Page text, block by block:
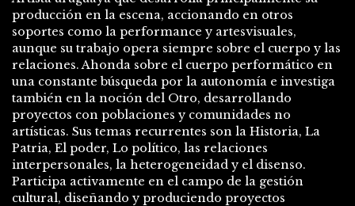
producción en la escena, accionando en otros
soportes como la performance y artesvisuales,
aunque su trabajo opera siempre sobre el cuerpo y las
relaciones. Ahonda sobre el cuerpo performático en
una constante búsqueda por la autonomía e investiga
también en la noción del Otro, desarrollando
proyectos con poblaciones y comunidades no
artísticas. Sus temas recurrentes son la Historia, La
Patria, El poder, Lo político, las relaciones
interpersonales, la heterogeneidad y el disenso.
Participa activamente en el campo de la gestión
cultural, diseñando y produciendo proyectos